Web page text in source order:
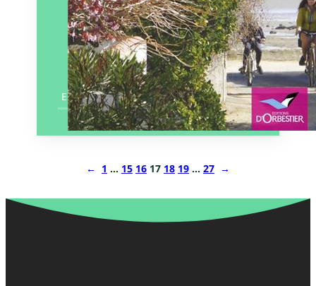
En savoir plus
← 1 … 15 16 17 18 19 … 27 →